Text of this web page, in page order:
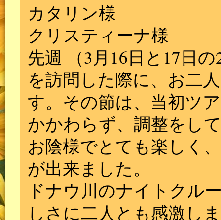
カタリン様
クリスティーナ様
先週 （3月16日と17日
を訪問した際に、お二
す。その節は、当初ツ
かかわらず、調整をし
お陰様でとても楽しく
が出来ました。
ドナウ川のナイトクル
しさに二人とも感激し